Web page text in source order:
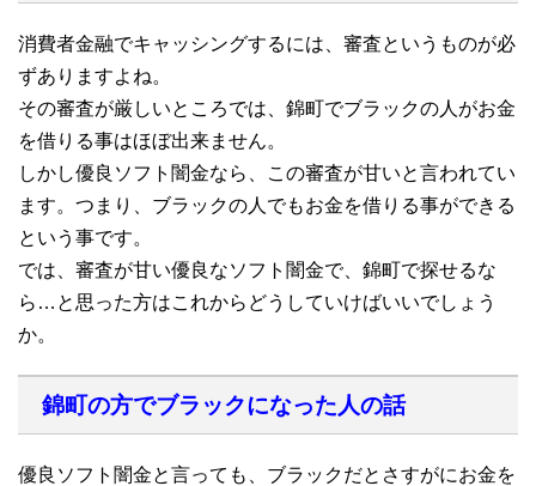
消費者金融でキャッシングするには、審査というものが必
ずありますよね。
その審査が厳しいところでは、錦町でブラックの人がお金
を借りる事はほぼ出来ません。
しかし優良ソフト闇金なら、この審査が甘いと言われてい
ます。つまり、ブラックの人でもお金を借りる事ができる
という事です。
では、審査が甘い優良なソフト闇金で、錦町で探せるな
ら…と思った方はこれからどうしていけばいいでしょう
か。
錦町の方でブラックになった人の話
優良ソフト闇金と言っても、ブラックだとさすがにお金を